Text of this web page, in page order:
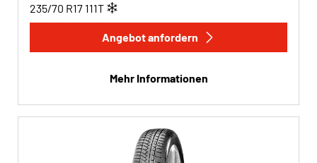
235/70 R17 111T
Angebot anfordern
Mehr Informationen